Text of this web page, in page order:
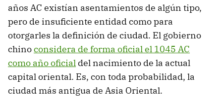
años AC existían asentamientos de algún tipo,
pero de insuficiente entidad como para
otorgarles la definición de ciudad. El gobierno
chinoconsidera de forma oficial el 1045 AC
como año oficial del nacimiento de la actual
capital oriental. Es, con toda probabilidad, la
ciudad más antigua de Asia Oriental.